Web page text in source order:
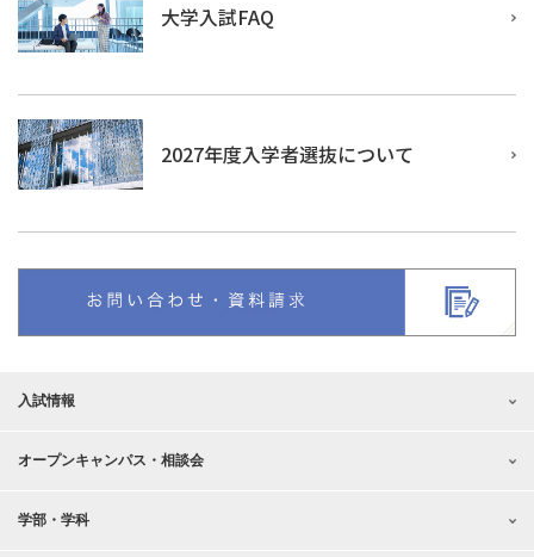
大学入試FAQ
2027年度入学者選抜について
入試情報
オープンキャンパス・相談会
学部・学科